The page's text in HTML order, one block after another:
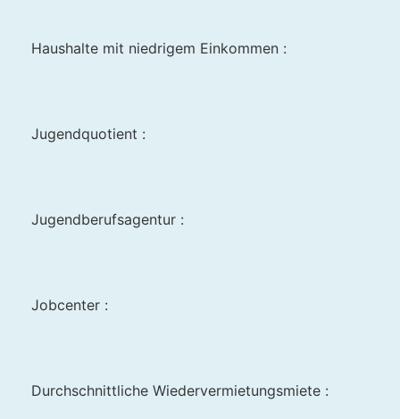
Haushalte mit niedrigem Einkommen :
Jugendquotient :
Jugendberufsagentur :
Jobcenter :
Durchschnittliche Wiedervermietungsmiete :